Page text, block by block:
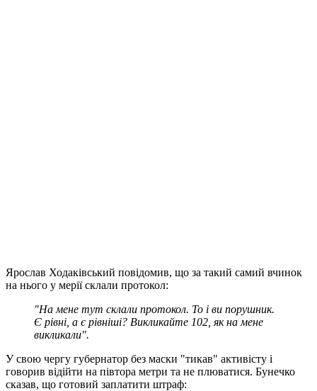
Ярослав Ходаківський повідомив, що за такий самий вчинок
на нього у мерії склали протокол:
"На мене тут склали протокол. То і ви порушник.
Є рівні, а є рівніші? Викликайте 102, як на мене
викликали".
У свою чергу губернатор без маски "тикав" активісту і
говорив відійти на півтора метри та не плюватися. Бунечко
сказав, що готовий заплатити штраф: